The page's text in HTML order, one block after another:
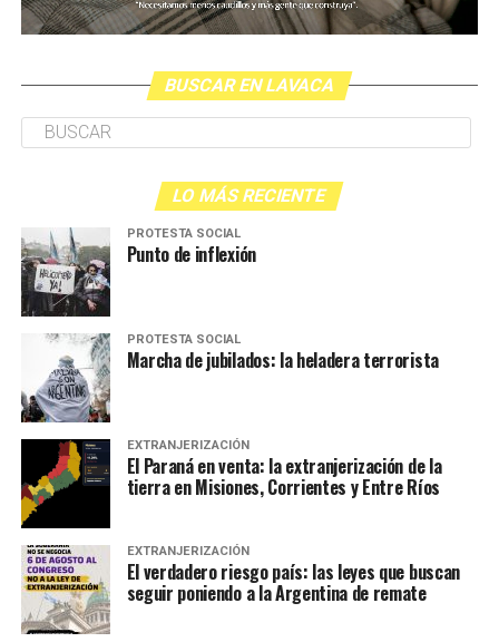
BUSCAR EN LAVACA
LO MÁS RECIENTE
PROTESTA SOCIAL
Punto de inflexión
PROTESTA SOCIAL
Marcha de jubilados: la heladera terrorista
EXTRANJERIZACIÓN
El Paraná en venta: la extranjerización de la
tierra en Misiones, Corrientes y Entre Ríos
EXTRANJERIZACIÓN
El verdadero riesgo país: las leyes que buscan
seguir poniendo a la Argentina de remate